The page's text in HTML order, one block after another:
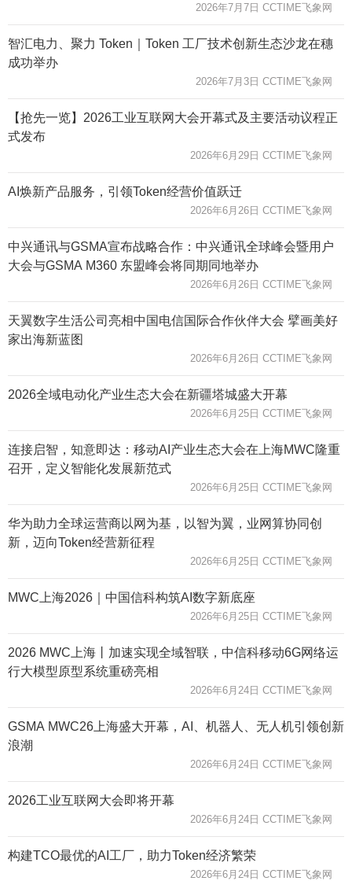
2026年7月7日 CCTIME飞象网
智汇电力、聚力 Token｜Token 工厂技术创新生态沙龙在穗
成功举办
2026年7月3日 CCTIME飞象网
【抢先一览】2026工业互联网大会开幕式及主要活动议程正
式发布
2026年6月29日 CCTIME飞象网
AI焕新产品服务，引领Token经营价值跃迁
2026年6月26日 CCTIME飞象网
中兴通讯与GSMA宣布战略合作：中兴通讯全球峰会暨用户
大会与GSMA M360 东盟峰会将同期同地举办
2026年6月26日 CCTIME飞象网
天翼数字生活公司亮相中国电信国际合作伙伴大会 擘画美好
家出海新蓝图
2026年6月26日 CCTIME飞象网
2026全域电动化产业生态大会在新疆塔城盛大开幕
2026年6月25日 CCTIME飞象网
连接启智，知意即达：移动AI产业生态大会在上海MWC隆重
召开，定义智能化发展新范式
2026年6月25日 CCTIME飞象网
华为助力全球运营商以网为基，以智为翼，业网算协同创
新，迈向Token经营新征程
2026年6月25日 CCTIME飞象网
MWC上海2026｜中国信科构筑AI数字新底座
2026年6月25日 CCTIME飞象网
2026 MWC上海丨加速实现全域智联，中信科移动6G网络运
行大模型原型系统重磅亮相
2026年6月24日 CCTIME飞象网
GSMA MWC26上海盛大开幕，AI、机器人、无人机引领创新
浪潮
2026年6月24日 CCTIME飞象网
2026工业互联网大会即将开幕
2026年6月24日 CCTIME飞象网
构建TCO最优的AI工厂，助力Token经济繁荣
2026年6月24日 CCTIME飞象网